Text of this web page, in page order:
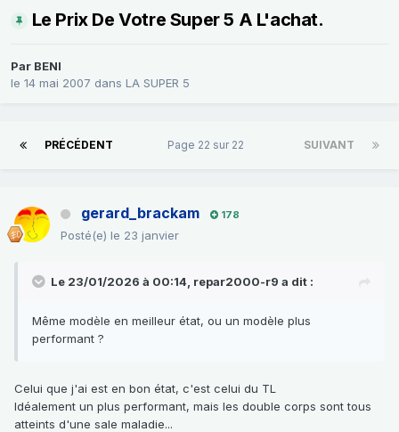
Le Prix De Votre Super 5 A L'achat.
Par BENI
le 14 mai 2007 dans LA SUPER 5
PRÉCÉDENT SUIVANT
Page 22 sur 22
gerard_brackam 178
Posté(e) le 23 janvier
Le 23/01/2026 à 00:14, repar2000-r9 a dit :
Même modèle en meilleur état, ou un modèle plus
performant ?
Celui que j'ai est en bon état, c'est celui du TL
Idéalement un plus performant, mais les double corps sont tous
atteints d'une sale maladie...